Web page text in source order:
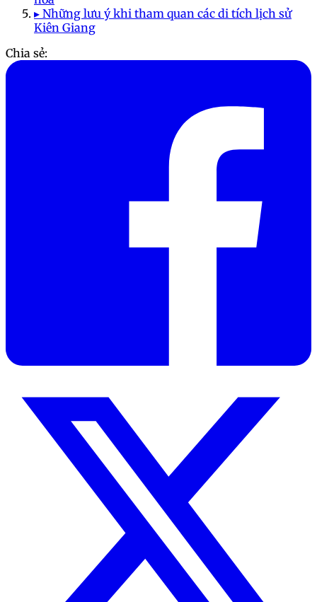
▸ Những lưu ý khi tham quan các di tích lịch sử
Kiên Giang
Chia sẻ: